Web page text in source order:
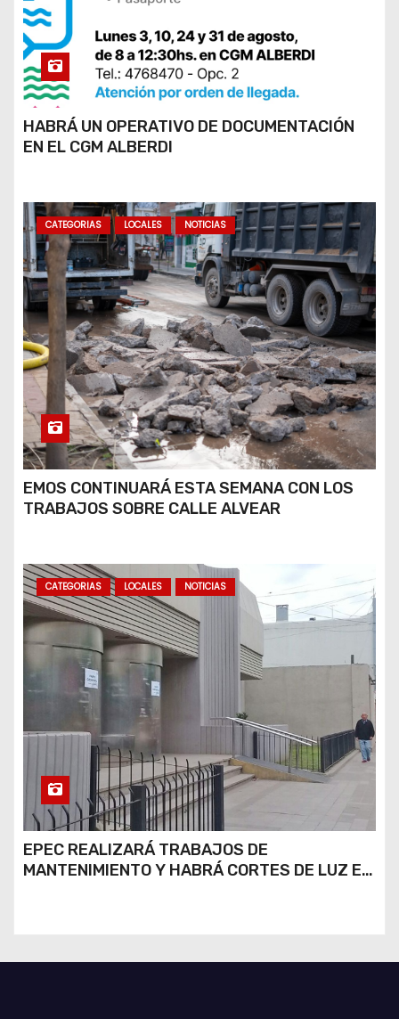
HABRÁ UN OPERATIVO DE DOCUMENTACIÓN
EN EL CGM ALBERDI
CATEGORIAS LOCALES NOTICIAS
EMOS CONTINUARÁ ESTA SEMANA CON LOS
TRABAJOS SOBRE CALLE ALVEAR
CATEGORIAS LOCALES NOTICIAS
EPEC REALIZARÁ TRABAJOS DE
MANTENIMIENTO Y HABRÁ CORTES DE LUZ EN